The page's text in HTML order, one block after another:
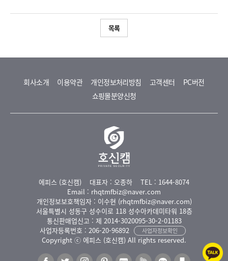
목록
회사소개 이용약관 개인정보처리방침 고객센터
PC버전
쇼핑몰분양신청
에피스 (호신캠) 대표자 : 오종하
TEL : 1644-8074
Email : rhqtmfbiz@naver.com
개인정보보호책임자 : 이수현 (rhqtmfbiz@naver.com)
서울특별시 성동구 성수이로 118 성수아카데미타워 18층
통신판매업신고 : 제 2014-3020095-30-2-01183
사업자등록번호 : 206-20-96892
사업자정보확인
Copyright ⓒ 에피스 (호신캠) All rights reserved.